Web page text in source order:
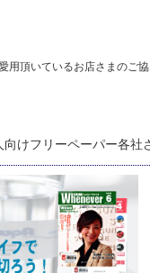
用頂いているお店さまのご
向けフリーペーパー各